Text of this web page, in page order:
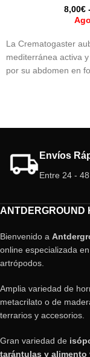
8,00€
La Crematogaster
mediterránea activa
por su abdomen en
Envíos
Entre 24 -
ANTDERGROUND
Bienvenido a
online especializada
artrópodos.
Amplia variedad de
metacrilato o de
terrarios y accesorios.
Gran variedad de
tarántulas y alimento